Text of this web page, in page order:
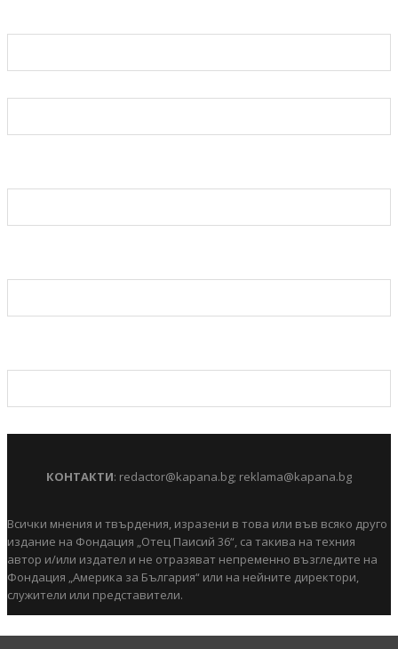
КОНТАКТИ: redactor@kapana.bg; reklama@kapana.bg
Всички мнения и твърдения, изразени в това или във всяко друго
издание на Фондация „Отец Паисий 36“, са такива на техния
автор и/или издател и не отразяват непременно възгледите на
Фондация „Америка за България“ или на нейните директори,
служители или представители.